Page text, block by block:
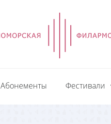
Абонементы Фестивали